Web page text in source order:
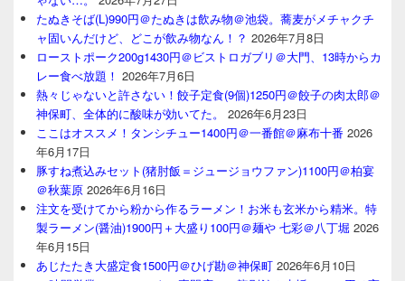
たぬきそば(L)990円＠たぬきは飲み物＠池袋。蕎麦がメチャクチ
ャ固いんだけど、どこが飲み物なん！？ 2026年7月8日
ローストポーク200g1430円＠ビストロガブリ＠大門、13時からカ
レー食べ放題！ 2026年7月6日
熱々じゃないと許さない！餃子定食(9個)1250円＠餃子の肉太郎＠
神保町、全体的に酸味が効いてた。
2026年6月23日
ここはオススメ！タンシチュー1400円＠一番館＠麻布十番 2026
年6月17日
豚すね煮込みセット(猪肘飯＝ジュージョウファン)1100円＠柏宴
＠秋葉原 2026年6月16日
注文を受けてから粉から作るラーメン！お米も玄米から精米。特
製ラーメン(醤油)1900円＋大盛り100円＠麺や 七彩＠八丁堀 2026
年6月15日
あじたたき大盛定食1500円＠ひげ勘＠神保町 2026年6月10日